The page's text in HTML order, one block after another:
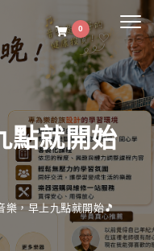
0
點就開始
樂，早上九點就開始🎵